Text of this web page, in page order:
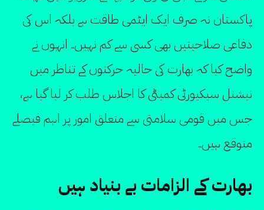
پاکستان نہ صرف ایک ایٹمی طاقت ہے بلکہ اس کی
دفاعی صلاحیتیں بھی کسی سے کم نہیں۔ انہوں نے
واضح کیا کہ بھارت کی حالیہ حرکتوں کے تناظر میں
نیشنل سیکیورٹی کمیٹی کا اجلاس طلب کر لیا گیا ہے،
جس میں قومی سلامتی سے متعلق امور پر اہم فیصلے
متوقع ہیں۔
بھارت کے الزامات بے بنیاد ہیں